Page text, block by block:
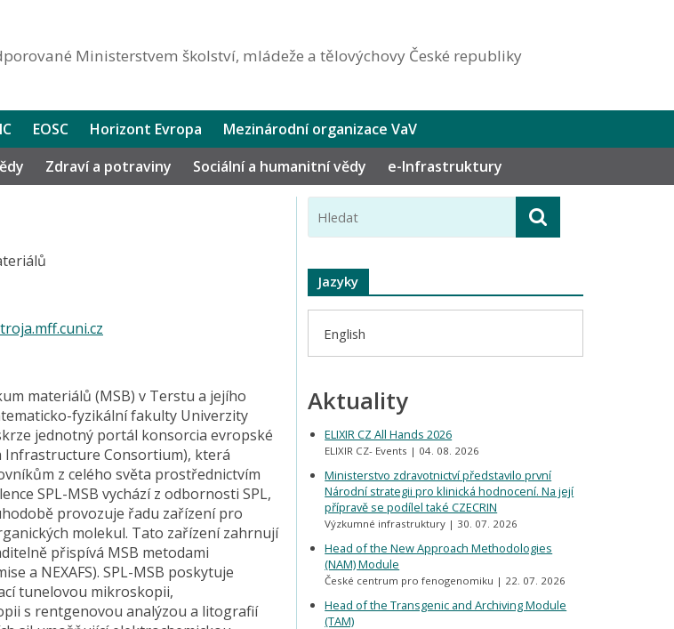
Ministerstvem školství, mládeže a tělovýchovy České republiky
EOSC Horizont Evropa
Mezinárodní organizace VaV
Zdraví a potraviny Sociální a humanitní vědy e-Infrastruktury
materiálů (MSB) v Terstu a jejího
fyzikální fakulty Univerzity
jednotný portál konsorcia evropské
Infrastructure Consortium), která
z celého světa prostřednictvím
SPL-MSB vychází z odbornosti SPL,
provozuje řadu zařízení pro
molekul. Tato zařízení zahrnují
přispívá MSB metodami
a NEXAFS). SPL-MSB poskytuje
tunelovou mikroskopii,
s rentgenovou analýzou a litografií
Jazyky
English
Aktuality
ELIXIR CZ All Hands 2026
ELIXIR CZ- Events 04. 08. 2026
Ministerstvo zdravotnictví představilo první
Národní strategii pro klinická hodnocení. Na její
přípravě se podílel také CZECRIN
Výzkumné infrastruktury 30. 07. 2026
Head of the New Approach Methodologies
(NAM) Module
České centrum pro fenogenomiku 22. 07. 2026
Head of the Transgenic and Archiving Module
(TAM)